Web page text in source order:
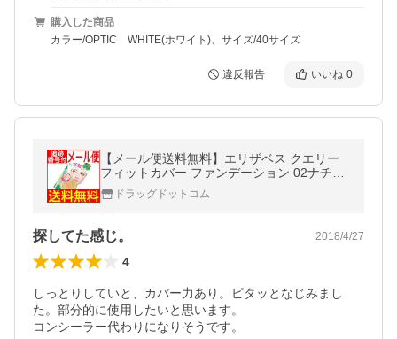
購入した商品
カラー/OPTIC WHITE(ホワイト)、サイズ/40サイズ
違反報告 いいね 0
【メール便送料無料】エリザベス クエリー
フィットカバー ファンデーション 02ナチュ
ラルベージュ
ドラッグドットコム
探してた感じ。 2018/4/27
4
しっとりしていと、カバー力あり。ピタッとなじみまし
た。部分的に使用したいと思います。
コンシーラー代わりになりそうです。